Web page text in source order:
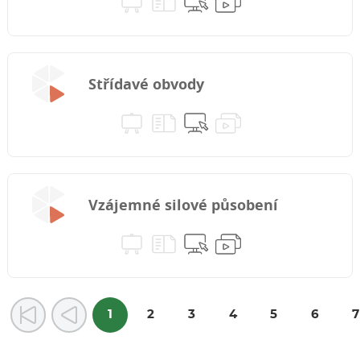
Střídavé obvody
Vzájemné silové působení
1 2 3 4 5 6 7